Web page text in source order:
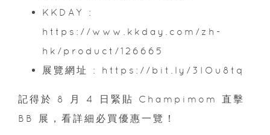
KKDAY :
https://www.kkday.com/zh-
hk/product/126665
展覽網址 : https://bit.ly/3IOu8tq
記得於 8 月 4 日緊貼 Champimom 直擊
BB 展，看詳細必買優惠一覽！